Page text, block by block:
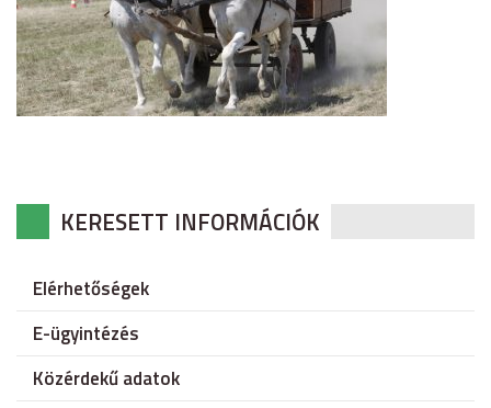
KERESETT INFORMÁCIÓK
Elérhetőségek
E-ügyintézés
Közérdekű adatok